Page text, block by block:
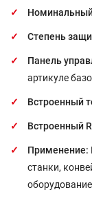
Степень
Панель
артикуле
Встроенный
Встроенный
Применение:
станки,